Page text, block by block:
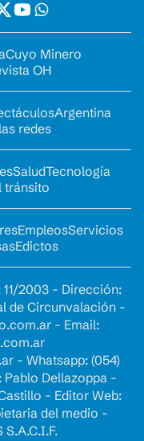
Cuyo Minero
OH
Argentina
redes
SaludTecnología
tránsito
EmpleosServicios
Edictos
2003 - Dirección:
de Circunvalación -
- Email:
- Whatsapp: (054)
Pablo Dellazoppa -
- Editor Web:
del medio -
S.A.C.I.F.